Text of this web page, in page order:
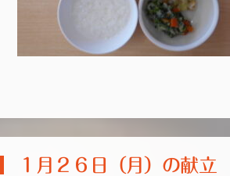
１月２６日（月）の献立